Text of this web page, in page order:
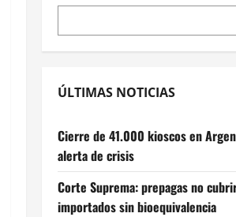
ÚLTIMAS NOTICIAS
Cierre de 41.000 kioscos en
alerta de crisis
Corte Suprema: prepagas no
importados sin bioequivalencia